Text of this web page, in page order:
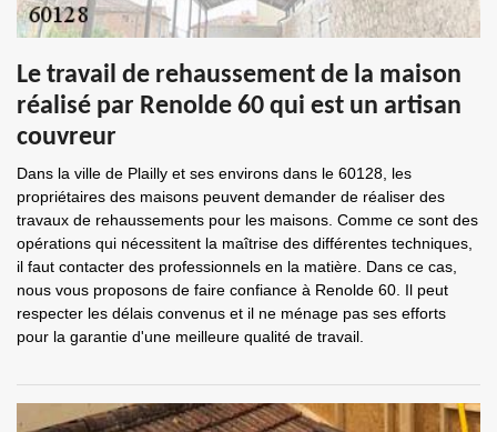
Le travail de rehaussement de la maison
réalisé par Renolde 60 qui est un artisan
couvreur
Dans la ville de Plailly et ses environs dans le 60128, les
propriétaires des maisons peuvent demander de réaliser des
travaux de rehaussements pour les maisons. Comme ce sont des
opérations qui nécessitent la maîtrise des différentes techniques,
il faut contacter des professionnels en la matière. Dans ce cas,
nous vous proposons de faire confiance à Renolde 60. Il peut
respecter les délais convenus et il ne ménage pas ses efforts
pour la garantie d'une meilleure qualité de travail.